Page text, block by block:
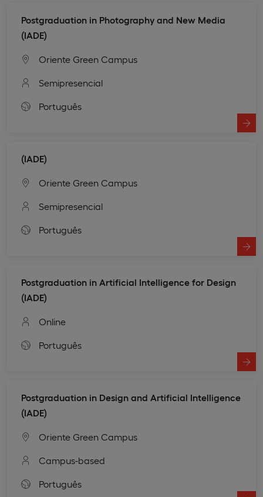
Postgraduation in Photography and New Media
(IADE)
Oriente Green Campus
Semipresencial
Português
(IADE)
Oriente Green Campus
Semipresencial
Português
Postgraduation in Artificial Intelligence for Design
(IADE)
Online
Português
Postgraduation in Design and Artificial Intelligence
(IADE)
Oriente Green Campus
Campus-based
Português